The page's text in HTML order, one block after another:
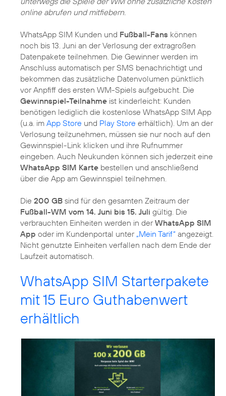
online abrufen und mitfiebern.
WhatsApp SIM Kunden und Fußball-Fans können
noch bis 13. Juni an der Verlosung der extragroßen
Datenpakete teilnehmen. Die Gewinner werden im
Anschluss automatisch per SMS benachrichtigt und
bekommen das zusätzliche Datenvolumen pünktlich
vor Anpfiff des ersten WM-Spiels aufgebucht. Die
Gewinnspiel-Teilnahme ist kinderleicht: Kunden
benötigen lediglich die kostenlose WhatsApp SIM App
(u.a. im App Store und Play Store erhältlich). Um an der
Verlosung teilzunehmen, müssen sie nur noch auf den
Gewinnspiel-Link klicken und ihre Rufnummer
eingeben. Auch Neukunden können sich jederzeit eine
WhatsApp SIM Karte bestellen und anschließend
über die App am Gewinnspiel teilnehmen.
Die 200 GB sind für den gesamten Zeitraum der
Fußball-WM vom 14. Juni bis 15. Juli gültig. Die
verbrauchten Einheiten werden in derWhatsApp SIM
App oder im Kundenportal unter „Mein Tarif“ angezeigt.
Nicht genutzte Einheiten verfallen nach dem Ende der
Laufzeit automatisch.
WhatsApp SIM Starterpakete
mit 15 Euro Guthabenwert
erhältlich